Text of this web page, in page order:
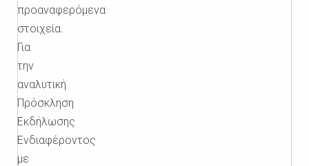
προαναφερόμενα
στοιχεία.
Για
την
αναλυτική
Πρόσκληση
Εκδήλωσης
Ενδιαφέροντος
με